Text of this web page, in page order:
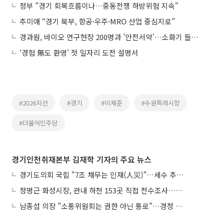
정부 "경기 회복흐름이나…중동전쟁 하방위험 지속"
추미애 “경기 북부, 항공·우주·MRO 산업 중심지로”
경과원, 바이오 연구현장 200명과 '안전서약'…소화기 들고 캠페인 나서
‘경험 無도 환영’ 첫 일자리 도전 설명서
#2026지선 #경기 #이재준 #수원특례시장
#더불어민주당
경기인천취재본부 김재학 기자의 주요 뉴스
경기도의회 국힘 "7조 채무는 인재(人災)"…세수 추계 조작 의혹 제기
정명근 화성시장, 관내 하천 153곳 직접 전수조사…불법시설 정비
남종섭 의장 "소통위원회는 권한 아닌 통로"…경청 의회 만든다